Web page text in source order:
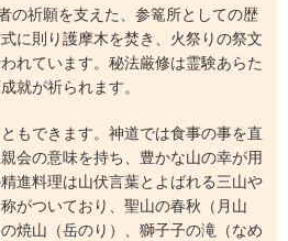
の祈願を支えた、参篭所としての歴
に則り護摩木を焚き、火祭りの祭文
れています。秘法厳修は霊験あらた
就が祈られます。
もできます。神道では食事の事を直
会の意味を持ち、豊かな山の幸が用
進料理は山伏言葉とよばれる三山や
がついており、聖山の春秋（月山
焼山（岳のり）、獅子子の滝（なめ